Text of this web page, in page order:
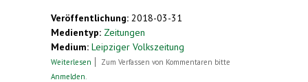
Veröffentlichung: 2018-03-31
Medientyp: Zeitungen
Medium: Leipziger Volkszeitung
Weiterlesen über Esperanto-Fans treffen sich zu Ostern in
Zum Verfassen von Kommentaren bitte
Anmelden